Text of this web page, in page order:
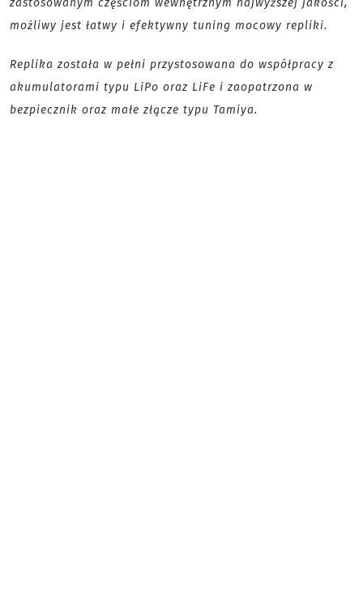
zastosowanym częściom wewnętrznym najwyższej jakości,
możliwy jest łatwy i efektywny tuning mocowy repliki.
Replika została w pełni przystosowana do współpracy z
akumulatorami typu LiPo oraz LiFe i zaopatrzona w
bezpiecznik oraz małe złącze typu Tamiya.